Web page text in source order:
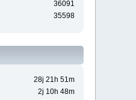
36091
35598
28j 21h 51m
2j 10h 48m